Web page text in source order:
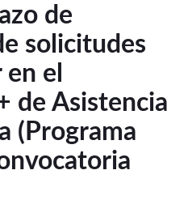
de
solicitudes
el
de Asistencia
(Programa